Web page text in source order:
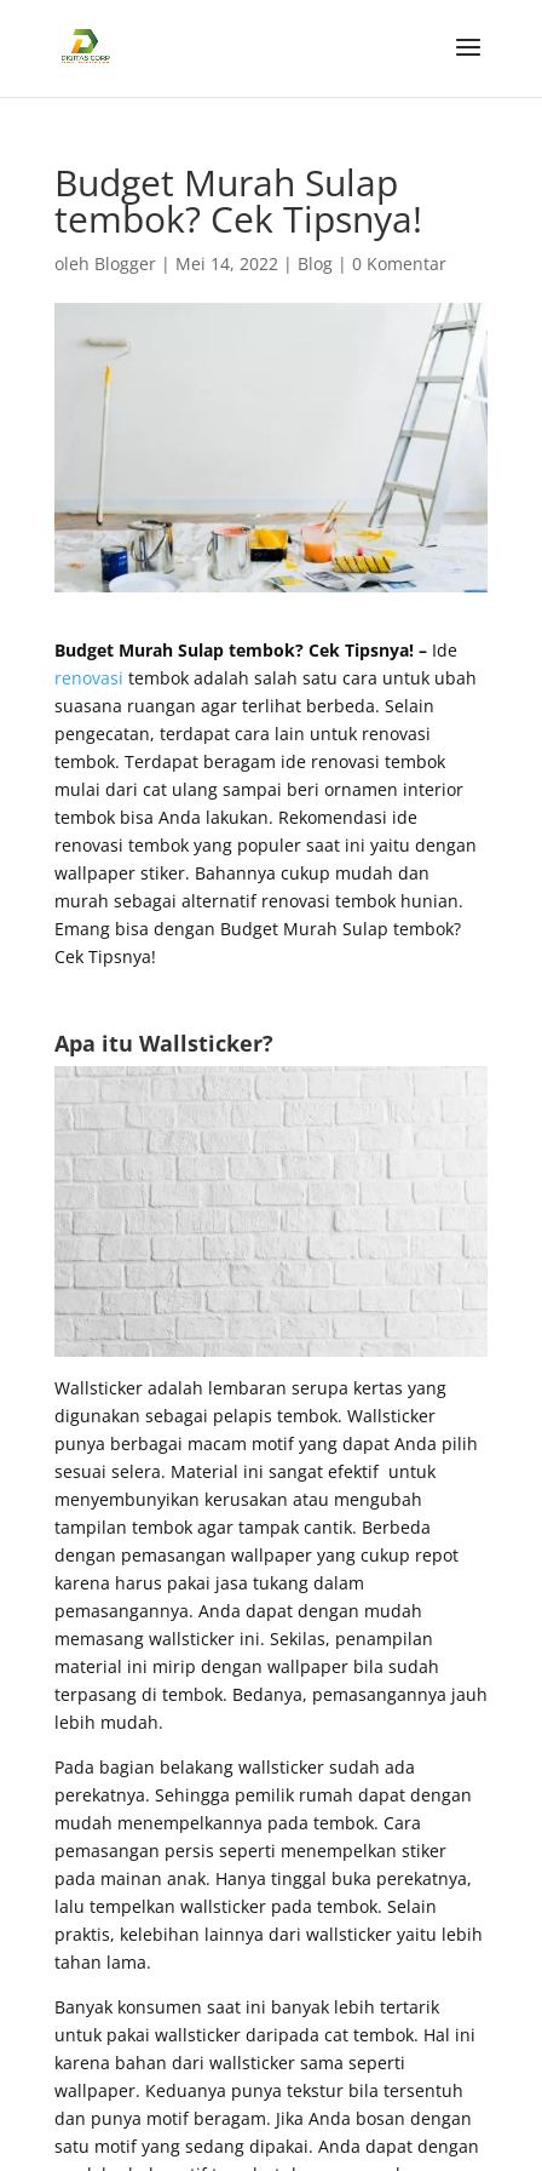
Budget Murah Sulap
tembok? Cek Tipsnya!
oleh Blogger| Mei 14, 2022| Blog| 0 Komentar
Budget Murah Sulap tembok? Cek Tipsnya! – Ide
renovasi tembok adalah salah satu cara untuk ubah
suasana ruangan agar terlihat berbeda. Selain
pengecatan, terdapat cara lain untuk renovasi
tembok. Terdapat beragam ide renovasi tembok
mulai dari cat ulang sampai beri ornamen interior
tembok bisa Anda lakukan. Rekomendasi ide
renovasi tembok yang populer saat ini yaitu dengan
wallpaper stiker. Bahannya cukup mudah dan
murah sebagai alternatif renovasi tembok hunian.
Emang bisa dengan Budget Murah Sulap tembok?
Cek Tipsnya!
Apa itu Wallsticker?
Wallsticker adalah lembaran serupa kertas yang
digunakan sebagai pelapis tembok. Wallsticker
punya berbagai macam motif yang dapat Anda pilih
sesuai selera. Material ini sangat efektif untuk
menyembunyikan kerusakan atau mengubah
tampilan tembok agar tampak cantik. Berbeda
dengan pemasangan wallpaper yang cukup repot
karena harus pakai jasa tukang dalam
pemasangannya. Anda dapat dengan mudah
memasang wallsticker ini. Sekilas, penampilan
material ini mirip dengan wallpaper bila sudah
terpasang di tembok. Bedanya, pemasangannya jauh
lebih mudah.
Pada bagian belakang wallsticker sudah ada
perekatnya. Sehingga pemilik rumah dapat dengan
mudah menempelkannya pada tembok. Cara
pemasangan persis seperti menempelkan stiker
pada mainan anak. Hanya tinggal buka perekatnya,
lalu tempelkan wallsticker pada tembok. Selain
praktis, kelebihan lainnya dari wallsticker yaitu lebih
tahan lama.
Banyak konsumen saat ini banyak lebih tertarik
untuk pakai wallsticker daripada cat tembok. Hal ini
karena bahan dari wallsticker sama seperti
wallpaper. Keduanya punya tekstur bila tersentuh
dan punya motif beragam. Jika Anda bosan dengan
satu motif yang sedang dipakai. Anda dapat dengan